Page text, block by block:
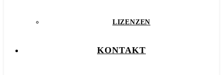
LIZENZEN
KONTAKT